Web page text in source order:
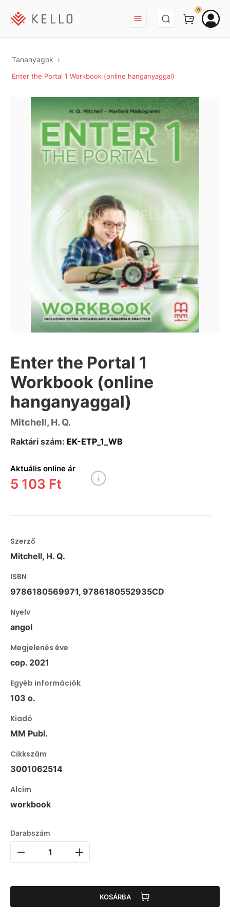
BEJELENTKEZÉS
0
Tananyagok
Enter the Portal 1 Workbook (online hanganyaggal)
Enter the Portal 1
Workbook (online
hanganyaggal)
Mitchell, H. Q.
Raktári szám: EK-ETP_1_WB
Aktuális online ár
5 103 Ft
Szerző
Mitchell, H. Q.
ISBN
9786180569971, 9786180552935CD
Nyelv
angol
Megjelenés éve
cop. 2021
Egyéb információk
103 o.
Kiadó
MM Publ.
Cikkszám
3001062514
Alcím
workbook
Darabszám
KOSÁRBA